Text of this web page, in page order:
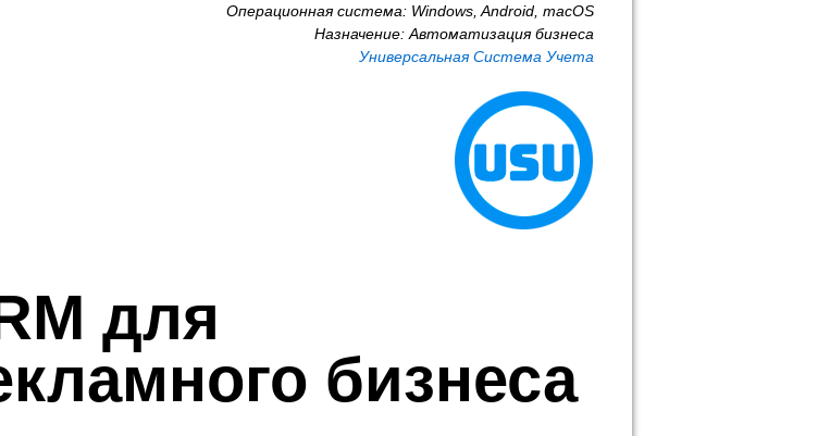
Операционная система: Windows, Android, macOS
Назначение: Автоматизация бизнеса
Универсальная Система Учета
для
бизнеса